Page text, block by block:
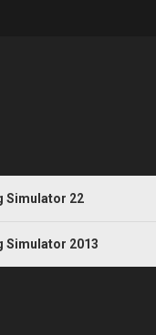
Simulator 22
Simulator 2013